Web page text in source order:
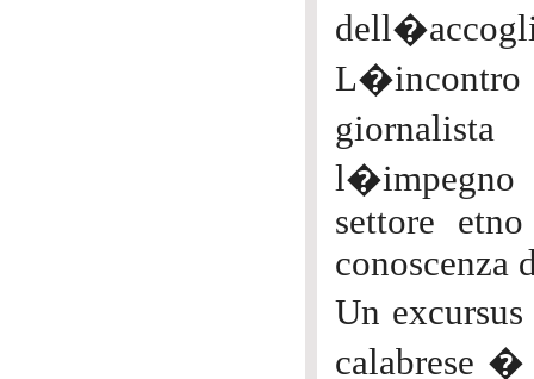
l�impegno
settore
conoscenza
Un
calabrese